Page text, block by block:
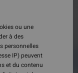
ou une
à des
personnelles
IP) peuvent
et du contenu